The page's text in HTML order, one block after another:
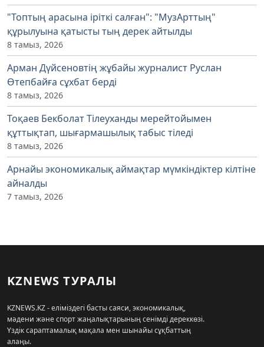
"Топтың арасына іріткі салған": "МузАрттың"
құрылуына қатысты тың дерек айтылды
8 тамыз, 2026
Арман Дүйсеновтің жұбайы журналист Руслан
Өтепбайға сұхбат берді
8 тамыз, 2026
Тоқаев Бекболат Тілеуханды мерейтойымен
құттықтап, шығармашылық табыс тіледі
8 тамыз, 2026
Арнайы экономикалық аймақтар мүмкіндіктер кілтіне
айналды
7 тамыз, 2026
KZNEWS ТУРАЛЫ
KZNEWS.KZ - еліміздегі басты саяси, экономикалық,
мәдени және спорт жаңалықтарының сенімді дереккөзі.
Үздік сараптамалық мақала мен шынайы сұқбаттың
алаңы.